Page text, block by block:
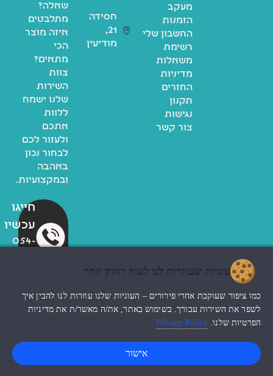
מעקב
הזמנות
החשבון שלי
רשימת
משאלות
מדיניות
החזרים
תקנון
נגישות
צור קשר
חסידה
21,
מודיעין
שאלה?
מתלבטים
איזה מוצר
הכי
מתאים?
צוות
השירות
שלנו ישמח
ללוות
אתכם
ולעזור לכם
לבחור נכון
באהבה
ובמקצועיות.
חייגו
עכשיו
054-
© כל הזכויות שמורות לzoo
החנות שלי
עוגיות שעוזרות לנו לעוף רחוק יותר
כמו ציפור שעוקבת אחרי פירורים – העוגיות שלנו עוזרות לנו להבין איך
לשפר את השירות עבורך. בשימוש באתר, את/ה מאשר/ת את מדיניות
הפרטיות שלנו. Privacy Policy
אישור